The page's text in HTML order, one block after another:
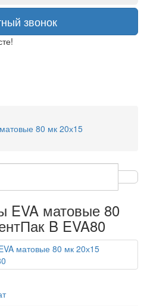
звонок
80 мк 20х15
EVA матовые 80
B EVA80